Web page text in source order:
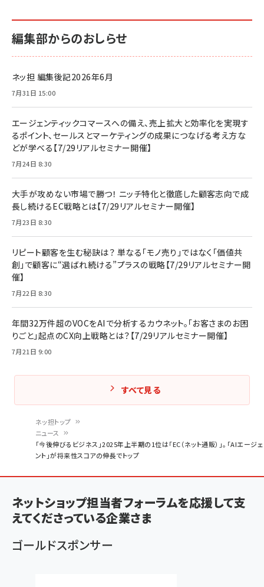
く
ず
ネッ担トップ
ニュース
「今後伸びるビジネス」2025年上半期の1位は「EC（ネット通販）」。「AIエージェ
ント」が将来性スコアの伸長でトップ
編集部からのおしらせ
ネッ担 編集後記2026年6月
7月31日 15:00
エージェンティックコマースへの備え、売上拡大と効率化を実現す
るポイント、セールスとマーケティングの成果につなげる考え方な
どが学べる【7/29リアルセミナー開催】
7月24日 8:30
大手が攻めない市場で勝つ！ ニッチ特化と徹底した顧客志向で成
長し続けるEC戦略とは【7/29リアルセミナー開催】
7月23日 8:30
リピート顧客を生む秘訣は？ 単なる「モノ売り」ではなく「価値共
創」で顧客に“選ばれ続ける”プラスの戦略【7/29リアルセミナー開
催】
7月22日 8:30
年間32万件超のVOCをAIで分析するカウネット。「お客さまのお困
りごと」起点のCX向上戦略とは？【7/29リアルセミナー開催】
7月21日 9:00
すべて見る
ネットショップ担当者フォーラムを応援して支
えてくださっている企業さま
ゴールドスポンサー